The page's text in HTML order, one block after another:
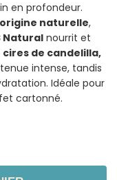
en profondeur.
naturelle,
Natural nourrit et
cires de candelilla,
intense, tandis
Idéale pour
cartonné.